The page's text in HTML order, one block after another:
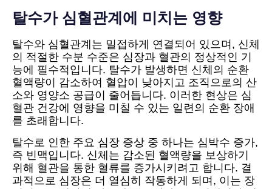
탈수가 심혈관계에 미치는 영향
탈수와 심혈관계는 밀접하게 연결되어 있으며, 신체
의 적절한 수분 수준은 심장과 혈관의 정상적인 기
능에 필수적입니다. 탈수가 발생하면 신체의 순환
혈액량이 감소하여 혈압이 낮아지고 조직으로의 산
소와 영양소 공급이 줄어듭니다. 이러한 현상은 심
혈관 건강에 영향을 미칠 수 있는 일련의 순환 장애
를 초래합니다.
탈수로 인한 주요 심장 증상 중 하나는 심박수 증가,
즉 빈맥입니다. 신체는 감소된 혈액량을 보상하기
위해 혈관을 통한 혈류를 증가시키려고 합니다. 결
과적으로 심장은 더 열심히 작동하게 되며, 이는 장